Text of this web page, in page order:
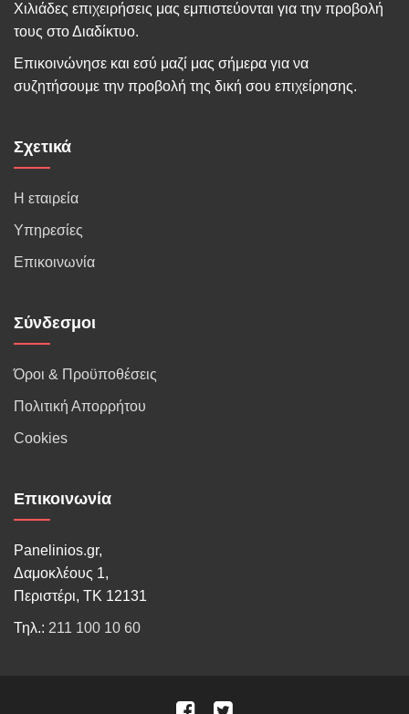
Χιλιάδες επιχειρήσεις μας εμπιστεύονται για την προβολή
τους στο Διαδίκτυο.
Επικοινώνησε και εσύ μαζί μας σήμερα για να
συζητήσουμε την προβολή της δική σου επιχείρησης.
Σχετικά
Η εταιρεία
Υπηρεσίες
Επικοινωνία
Σύνδεσμοι
Όροι & Προϋποθέσεις
Πολιτική Απορρήτου
Cookies
Επικοινωνία
Panelinios.gr,
Δαμοκλέους 1,
Περιστέρι, ΤΚ 12131
Τηλ.: 211 100 10 60